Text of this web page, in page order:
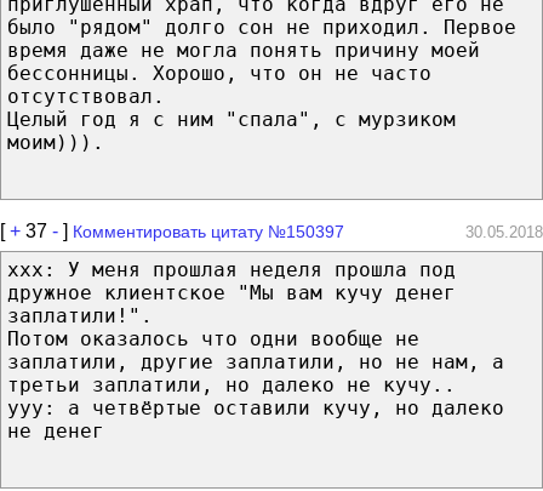
было "рядом" долго сон не приходил. Первое
время даже не могла понять причину моей
бессонницы. Хорошо, что он не часто
отсутствовал.
Целый год я с ним "спала", с мурзиком
моим))).
[+ 37 - ] Комментировать цитату №150397 30.05.2018
xxx: У меня прошлая неделя прошла под
дружное клиентское "Мы вам кучу денег
заплатили!".
Потом оказалось что одни вообще не
заплатили, другие заплатили, но не нам, а
третьи заплатили, но далеко не кучу..
yyy: а четвёртые оставили кучу, но далеко
не денег